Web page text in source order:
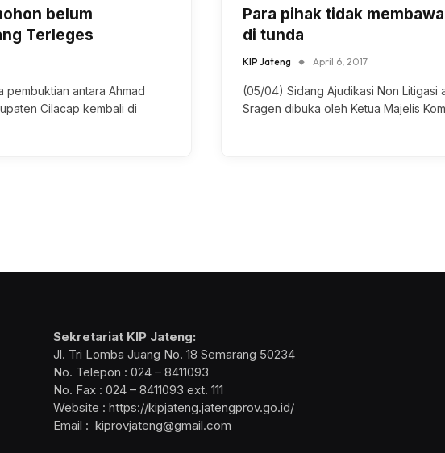
belum
Terleges
antara Ahmad
Cilacap kembali di
Para pihak tidak
di tunda
KIP Jateng April 6, 2017
(05/04) Sidang Ajudikasi Non Litigasi
Sragen dibuka oleh Ketua Majelis
Sekretariat KIP Jateng:
Jl. Tri Lomba Juang No. 18 Semarang 50234
No. Telepon : 024 – 8411093
No. Fax : 024 – 8411093 ext. 111
Website : https://kipjateng.jatengprov.go.id/
Email : kiprovjateng@gmail.com